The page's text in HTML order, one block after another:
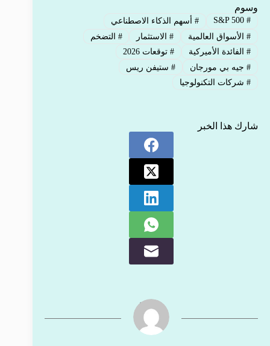
وسوم
#
S&P 500
#أسهم الذكاء الاصطناعي
#الأسواق العالمية #الاستثمار # التضخم
#الفائدة الأميركية #توقعات 2026
#جيه بي مورجان #ستيفن ريس
#شركات التكنولوجيا
شارك هذا الخبر